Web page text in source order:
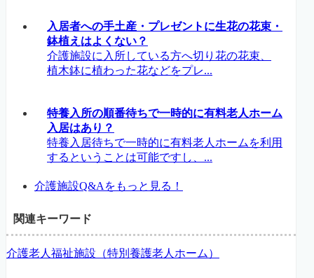
入居者への手土産・プレゼントに生花の花束・
鉢植えはよくない？
介護施設に入所している方へ切り花の花束、
植木鉢に植わった花などをプレ...
特養入所の順番待ちで一時的に有料老人ホーム
入居はあり？
特養入居待ちで一時的に有料老人ホームを利用
するということは可能ですし、...
介護施設Q&Aをもっと見る！
関連キーワード
介護老人福祉施設（特別養護老人ホーム）